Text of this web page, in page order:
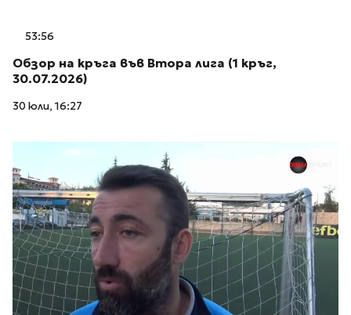
53:56
Обзор на кръга във Втора лига (1 кръг,
30.07.2026)
30 юли, 16:27